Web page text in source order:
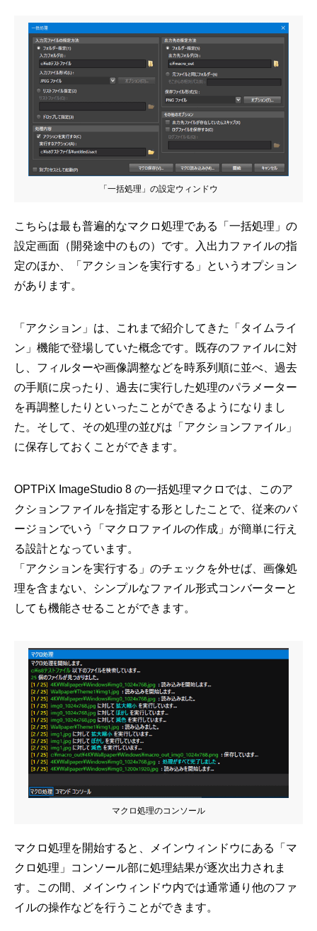
「一括処理」の設定ウィンドウ
こちらは最も普遍的なマクロ処理である「一括処理」の
設定画面（開発途中のもの）です。入出力ファイルの指
定のほか、「アクションを実行する」というオプション
があります。
「アクション」は、これまで紹介してきた「タイムライ
ン」機能で登場していた概念です。既存のファイルに対
し、フィルターや画像調整などを時系列順に並べ、過去
の手順に戻ったり、過去に実行した処理のパラメーター
を再調整したりといったことができるようになりまし
た。そして、その処理の並びは「アクションファイル」
に保存しておくことができます。
OPTPiX ImageStudio 8 の一括処理マクロでは、このア
クションファイルを指定する形としたことで、従来のバ
ージョンでいう「マクロファイルの作成」が簡単に行え
る設計となっています。
「アクションを実行する」のチェックを外せば、画像処
理を含まない、シンプルなファイル形式コンバーターと
しても機能させることができます。
マクロ処理のコンソール
マクロ処理を開始すると、メインウィンドウにある「マ
クロ処理」コンソール部に処理結果が逐次出力されま
す。この間、メインウィンドウ内では通常通り他のファ
イルの操作などを行うことができます。